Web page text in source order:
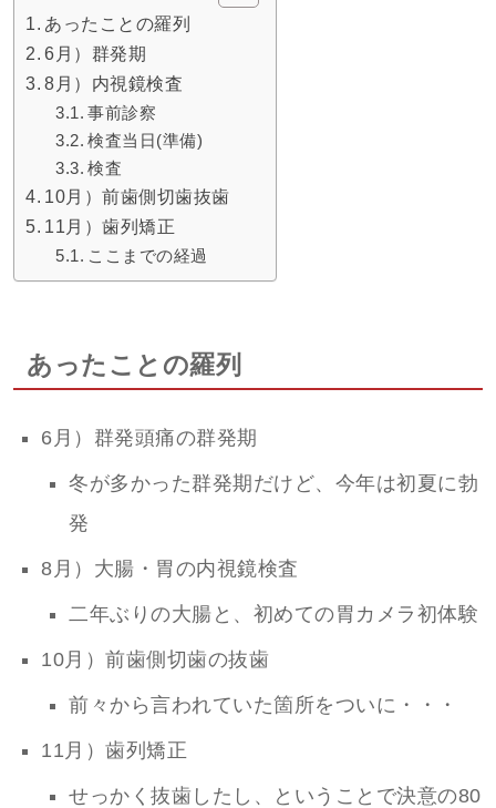
あったことの羅列
6月）群発期
8月）内視鏡検査
事前診察
検査当日(準備)
検査
10月）前歯側切歯抜歯
11月）歯列矯正
ここまでの経過
あったことの羅列
6月）群発頭痛の群発期
冬が多かった群発期だけど、今年は初夏に勃
発
8月）大腸・胃の内視鏡検査
二年ぶりの大腸と、初めての胃カメラ初体験
10月）前歯側切歯の抜歯
前々から言われていた箇所をついに・・・
11月）歯列矯正
せっかく抜歯したし、ということで決意の80